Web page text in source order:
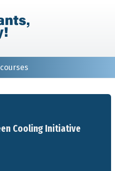
Cooling Initiative